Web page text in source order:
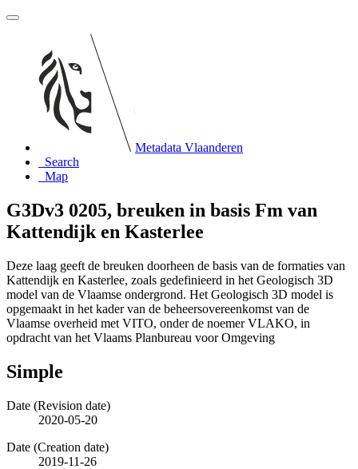
Metadata Vlaanderen
Search
Map
G3Dv3 0205, breuken in basis Fm van
Kattendijk en Kasterlee
Deze laag geeft de breuken doorheen de basis van de formaties van
Kattendijk en Kasterlee, zoals gedefinieerd in het Geologisch 3D
model van de Vlaamse ondergrond. Het Geologisch 3D model is
opgemaakt in het kader van de beheersovereenkomst van de
Vlaamse overheid met VITO, onder de noemer VLAKO, in
opdracht van het Vlaams Planbureau voor Omgeving
Simple
Date (Revision date)
2020-05-20
Date (Creation date)
2019-11-26